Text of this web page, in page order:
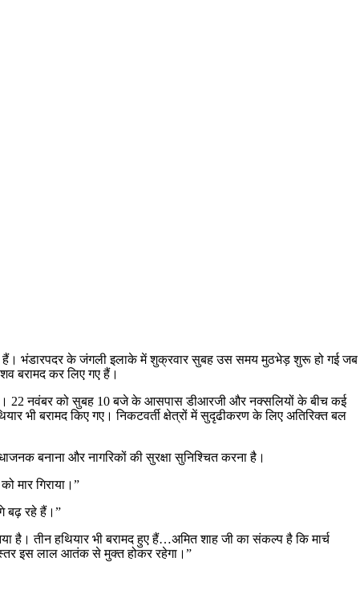
हैं। भंडारपदर के जंगली इलाके में शुक्रवार सुबह उस समय मुठभेड़ शुरू हो गई जब
बरामद कर लिए गए हैं।
22 नवंबर को सुबह 10 बजे के आसपास डीआरजी और नक्सलियों के बीच कई
भी बरामद किए गए। निकटवर्ती क्षेत्रों में सुदृढीकरण के लिए अतिरिक्त बल
बनाना और नागरिकों की सुरक्षा सुनिश्चित करना है।
मार गिराया।”
बढ़ रहे हैं।”
है। तीन हथियार भी बरामद हुए हैं…अमित शाह जी का संकल्प है कि मार्च
इस लाल आतंक से मुक्त होकर रहेगा।”